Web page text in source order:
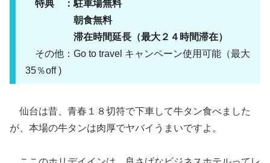
特典 ：駐車場無料
朝食無料
滞在時間延長（最大２４時間滞在）
その他：Go to travel キャンペーン使用可能（最大
35％off )
仙台は昔、青春１８切符で下車して牛タン食べました
が、本場の牛タンは肉厚でヤバイうまいですよ。